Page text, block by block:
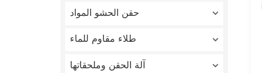
حقن الحشو المواد
طلاء مقاوم للماء
آلة الحقن وملحقاتها